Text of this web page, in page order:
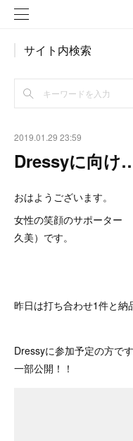
サイト内検索
2019.01.29 23:59
Dressyに向け
おはようございます。
女性の笑顔のサポーター
久美）です。
昨日は打ち合わせ1件と納
Dressyに参加予定の方で
一部公開！！